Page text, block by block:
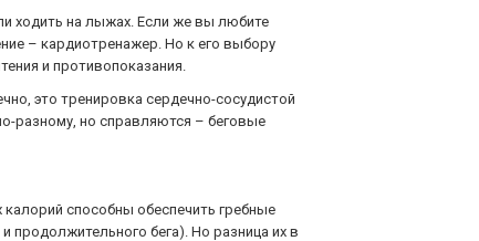
ходить на лыжах. Если же вы любите
– кардиотренажер. Но к его выбору
и противопоказания.
это тренировка сердечно-сосудистой
разному, но справляются – беговые
способны обеспечить гребные
продолжительного бега). Но разница их в